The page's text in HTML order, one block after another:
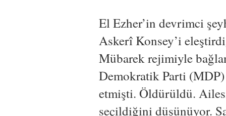
El Ezher’in devrimci
Askerî Konsey’i
Mübarek rejimiyle
Demokratik Parti
etmişti. Öldürüldü.
seçildiğini düşünüyor.